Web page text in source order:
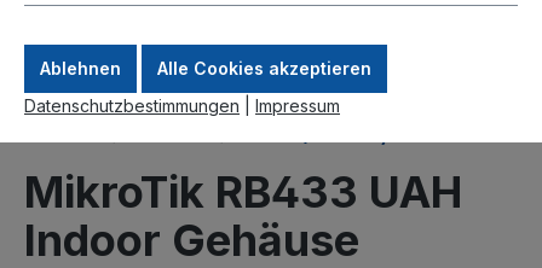
MikroTik RB433 UAH
Indoor Gehäuse
Ablehnen
Alle Cookies akzeptieren
Datenschutzbestimmungen
Impressum